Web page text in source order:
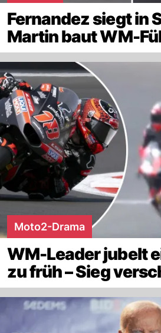
Fernandez siegt in
Martin baut WM-
Moto2-Drama
WM-Leader jubelt
zu früh – Sieg